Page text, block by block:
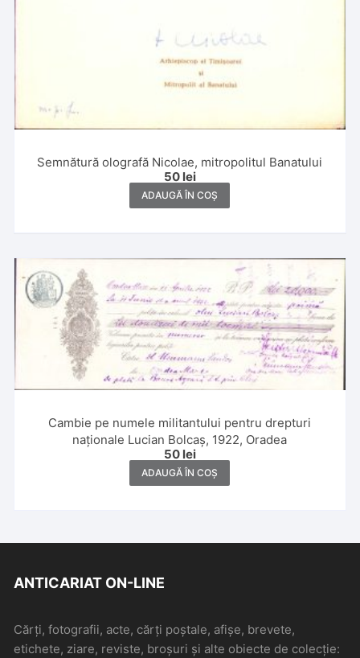
Semnătură olografă Nicolae, mitropolitul Banatului
50 lei
ADAUGĂ ÎN COȘ
Cambie pe numele militantului pentru drepturi
naționale Lucian Bolcaș, 1922, Oradea
50 lei
ADAUGĂ ÎN COȘ
ANTICARIAT ON-LINE
Cărți, fotografii, acte, cărți poștale, afișe, brevete,
etichete, ziare, reviste, broșuri și alte obiecte de colecție: